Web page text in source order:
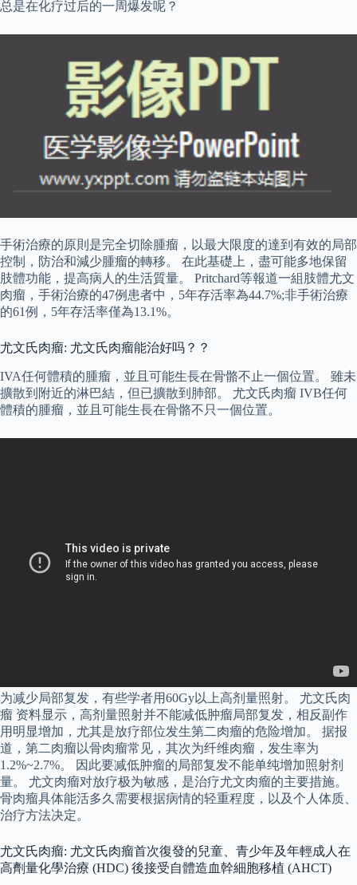
总是在化疗过后的一周爆发呢？
手術治療的原則是完全切除腫瘤，以最大限度的達到有效的局部
控制，防治和減少腫瘤的轉移。 在此基礎上，盡可能多地保留
肢體功能，提高病人的生活質量。 Pritchard等報道一組肢體尤文
肉瘤，手術治療的47例患者中，5年存活率為44.7%;非手術治療
的61例，5年存活率僅為13.1%。
尤文氏肉瘤: 尤文氏肉瘤能治好吗？？
IVA任何體積的腫瘤，並且可能生長在骨骼不止一個位置。 雖未
擴散到附近的淋巴結，但已擴散到肺部。 尤文氏肉瘤 IVB任何
體積的腫瘤，並且可能生長在骨骼不只一個位置。
为减少局部复发，有些学者用60Gy以上高剂量照射。 尤文氏肉
瘤 资料显示，高剂量照射并不能减低肿瘤局部复发，相反副作
用明显增加，尤其是放疗部位发生第二肉瘤的危险增加。 据报
道，第二肉瘤以骨肉瘤常见，其次为纤维肉瘤，发生率为
1.2%~2.7%。 因此要减低肿瘤的局部复发不能单纯增加照射剂
量。 尤文肉瘤对放疗极为敏感，是治疗尤文肉瘤的主要措施。
骨肉瘤具体能活多久需要根据病情的轻重程度，以及个人体质、
治疗方法决定。
尤文氏肉瘤: 尤文氏肉瘤首次復發的兒童、青少年及年輕成人在
高劑量化學治療 (HDC) 後接受自體造血幹細胞移植 (AHCT)